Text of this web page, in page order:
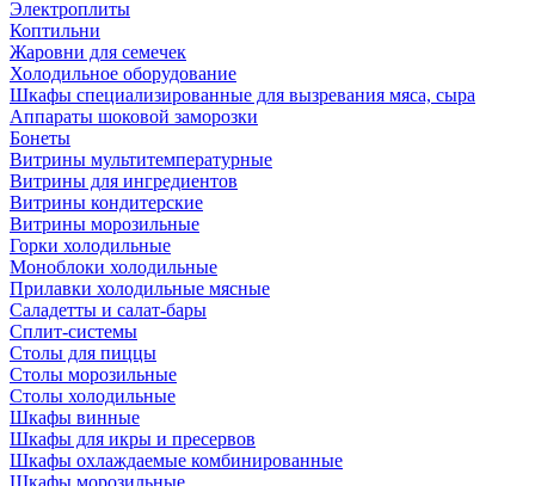
Электроплиты
Коптильни
Жаровни для семечек
Холодильное оборудование
Шкафы специализированные для вызревания мяса, сыра
Аппараты шоковой заморозки
Бонеты
Витрины мультитемпературные
Витрины для ингредиентов
Витрины кондитерские
Витрины морозильные
Горки холодильные
Моноблоки холодильные
Прилавки холодильные мясные
Саладетты и салат-бары
Сплит-системы
Столы для пиццы
Столы морозильные
Столы холодильные
Шкафы винные
Шкафы для икры и пресервов
Шкафы охлаждаемые комбинированные
Шкафы морозильные